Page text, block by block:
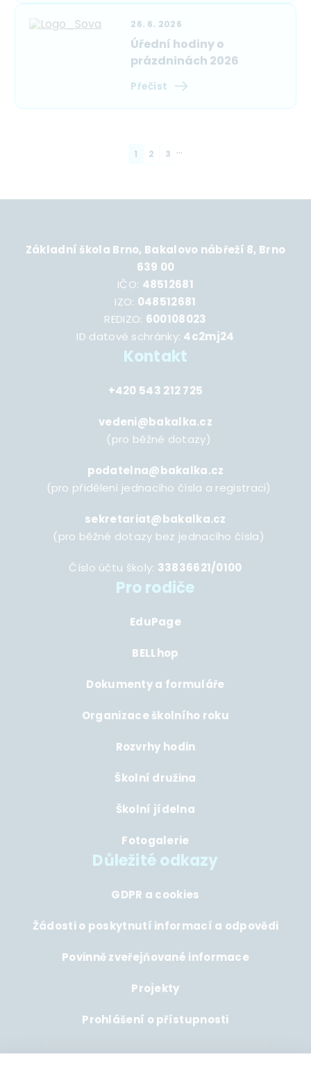
26. 6. 2026
Úřední hodiny o
prázdninách 2026
Přečíst
Page
1 Page
2 Page
3 …
Základní škola Brno, Bakalovo nábřeží 8, Brno
639 00
IČO: 48512681
IZO: 048512681
REDIZO: 600108023
ID datové schránky: 4c2mj24
Kontakt
+420 543 212 725
vedeni@bakalka.cz
(pro běžné dotazy)
podatelna@bakalka.cz
(pro přidělení jednacího čísla a registraci)
sekretariat@bakalka.cz
(pro běžné dotazy bez jednacího čísla)
Číslo účtu školy: 33836621/0100
Pro rodiče
EduPage
BELLhop
Dokumenty a formuláře
Organizace školního roku
Rozvrhy hodin
Školní družina
Školní jídelna
Fotogalerie
Důležité odkazy
GDPR a cookies
Žádosti o poskytnutí informací a odpovědi
Povinně zveřejňované informace
Projekty
Prohlášení o přístupnosti